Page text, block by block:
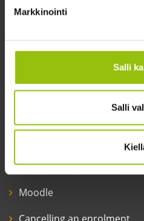
Markkinointi
Salli
Salli
Yliopistonkatu 60 A (4th floor)
Customer service
Opening hours:
Mon–Thu at 9 a.m. – 4 p.m.
Moodle